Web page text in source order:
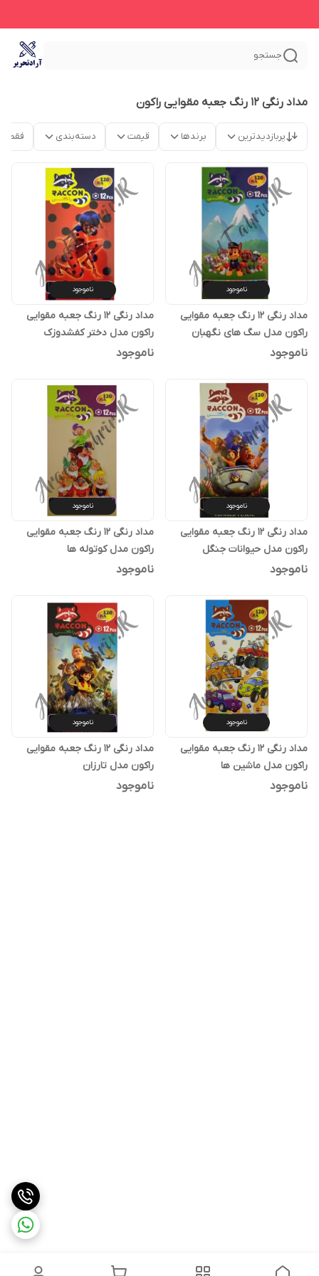
جستجو
مداد رنگی 12 رنگ جعبه مقوایی راکون
پربازدیدترین برندها قیمت دسته‌بندی فقط
ناموجود
مداد رنگی 12 رنگ جعبه مقوایی
راکون مدل سگ های نگهبان
ناموجود
ناموجود
مداد رنگی 12 رنگ جعبه مقوایی
راکون مدل دختر کفشدوزک
ناموجود
ناموجود
مداد رنگی 12 رنگ جعبه مقوایی
راکون مدل حیوانات جنگل
ناموجود
ناموجود
مداد رنگی 12 رنگ جعبه مقوایی
راکون مدل کوتوله ها
ناموجود
ناموجود
مداد رنگی 12 رنگ جعبه مقوایی
راکون مدل ماشین ها
ناموجود
ناموجود
مداد رنگی 12 رنگ جعبه مقوایی
راکون مدل تارزان
ناموجود